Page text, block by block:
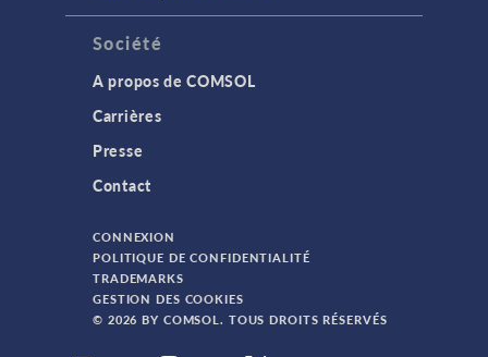
Société
A propos de COMSOL
Carrières
Presse
Contact
CONNEXION
POLITIQUE DE CONFIDENTIALITÉ
TRADEMARKS
GESTION DES COOKIES
© 2026 BY COMSOL. TOUS DROITS RÉSERVÉS